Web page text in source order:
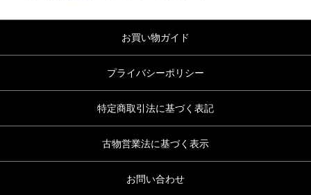
お買い物ガイド
プライバシーポリシー
特定商取引法に基づく表記
古物営業法に基づく表示
お問い合わせ